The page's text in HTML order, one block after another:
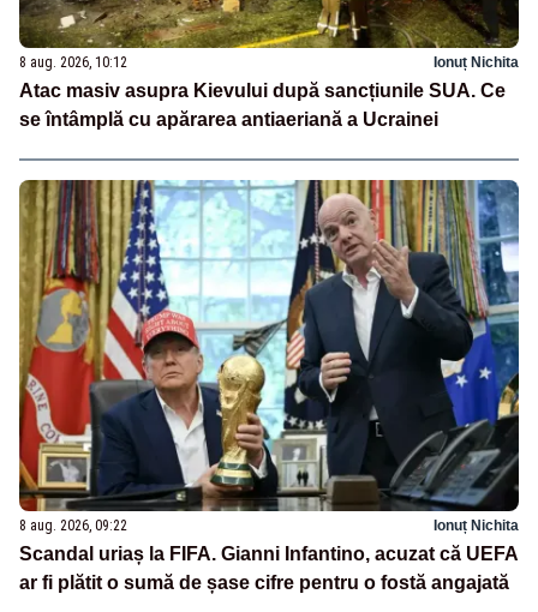
8 aug. 2026, 10:12 Ionuț Nichita
Atac masiv asupra Kievului după sancțiunile SUA. Ce
se întâmplă cu apărarea antiaeriană a Ucrainei
8 aug. 2026, 09:22 Ionuț Nichita
Scandal uriaș la FIFA. Gianni Infantino, acuzat că UEFA
ar fi plătit o sumă de șase cifre pentru o fostă angajată